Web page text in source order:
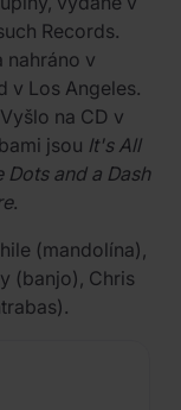
Records.
nahráno v
v Los Angeles.
na CD v
jsou It's All
Dots and a Dash
.
(mandolína),
(banjo), Chris